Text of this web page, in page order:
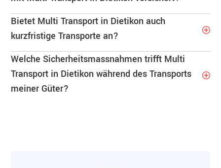
Bietet Multi Transport in Dietikon auch
kurzfristige Transporte an?
Welche Sicherheitsmassnahmen trifft Multi
Transport in Dietikon während des Transports
meiner Güter?